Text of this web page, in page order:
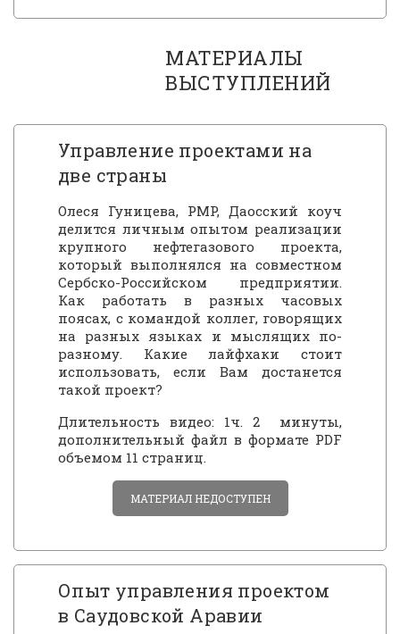
МАТЕРИАЛЫ
ВЫСТУПЛЕНИЙ
Управление проектами на
две страны
Олеся Гуницева, PMP, Даосский коуч
делится личным опытом реализации
крупного нефтегазового проекта,
который выполнялся на совместном
Сербско-Российском предприятии.
Как работать в разных часовых
поясах, с командой коллег, говорящих
на разных языках и мыслящих по-
разному. Какие лайфхаки стоит
использовать, если Вам достанется
такой проект?
Длительность видео: 1ч. 2 минуты,
дополнительный файл в формате PDF
объемом 11 страниц.
МАТЕРИАЛ НЕДОСТУПЕН
Опыт управления проектом
в Саудовской Аравии